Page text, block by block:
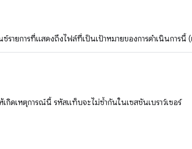
รายการที่แสดงถึงไฟล์ที่เป็นเป้าหมายของการดำเนินการนี้
กิดเหตุการณ์นี้ รหัสแท็บจะไม่ซ้ำกันในเซสชันเบราว์เซอร์